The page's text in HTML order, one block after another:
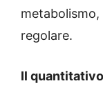
regolare.
Il